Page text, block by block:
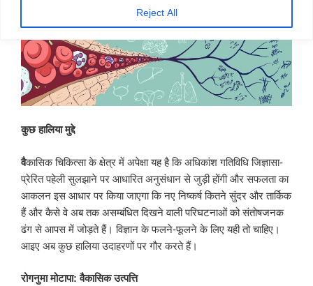
Reject All
कुछ हालिया मुद्दे
वैकासिक चिकित्सा के क्षेत्र में अपेक्षा यह है कि अधिकांश गतिविधि जिज्ञासा-
प्रेरित पहेली सुलझाने पर आधारित अनुसंधान से जुड़ी होंगी और सफलता का
आकलन इस आधार पर किया जाएगा कि नए निष्कर्ष कितने सुंदर और तार्किक
हैं और कैसे वे अब तक असम्बंधित दिखने वाली परिघटनाओं को संतोषजनक
ढंग से आपस में जोड़ते हैं। विज्ञान के फलने-फूलने के लिए यही तो चाहिए।
आइए अब कुछ हालिया उदाहरणों पर गौर करते हैं।
रोगनुमा मोटापा: वैकासिक उत्पत्ति